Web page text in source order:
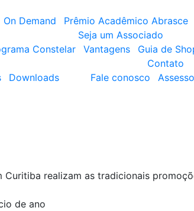
On Demand Prêmio Acadêmico Abrasce
Seja um Associado
Constelar
Vantagens Guia de
Downloads
Contato
Fale conosco
Curitiba realizam as tradicionais
de ano